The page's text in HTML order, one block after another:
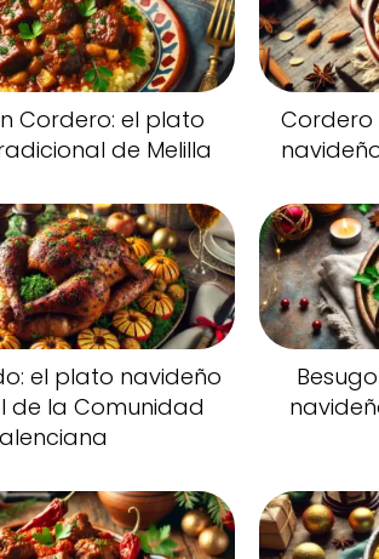
Cordero: el plato
de Melilla
Cordero
el plato navideño
de la Comunidad